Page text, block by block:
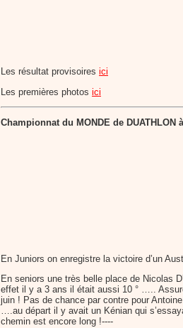
Les résultat provisoires ici
Les premières photos ici
Championnat du MONDE de DUATHLON
En Juniors on enregistre la victoire d’un
En seniors une très belle place de Nicolas
effet il y a 3 ans il était aussi 10 ° …..
juin ! Pas de chance par contre pour
….au départ il y avait un Kénian qui
chemin est encore long !----